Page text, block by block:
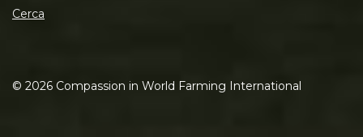
Cerca
© 2026 Compassion in World Farming International